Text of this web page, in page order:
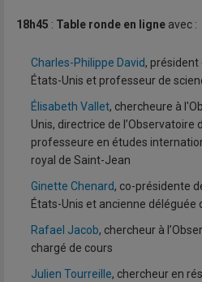
18h45 : Table ronde en ligne avec :
Charles-Philippe David, président
États-Unis et professeur de
Élisabeth Vallet, chercheure à
Unis, directrice de l’Observatoire
professeure en études
royal de Saint-Jean
Ginette Chenard, co-présidente
États-Unis et ancienne déléguée
Rafael Jacob, chercheur à
chargé de cours
Julien Tourreille, chercheur en